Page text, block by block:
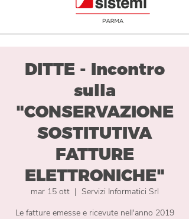
DITTE - Incontro
sulla
"CONSERVAZIONE
SOSTITUTIVA
FATTURE
ELETTRONICHE"
mar 15 ott
  |
Servizi Informatici Srl
Le fatture emesse e ricevute nell'anno 2019